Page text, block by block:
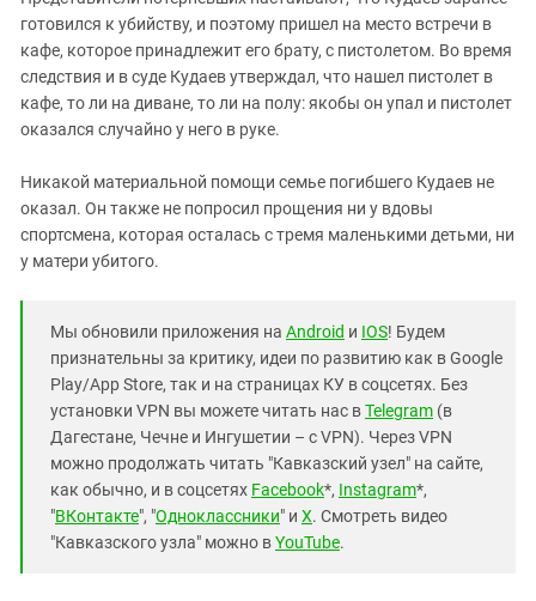
готовился к убийству, и поэтому пришел на место встречи в
кафе, которое принадлежит его брату, с пистолетом. Во время
следствия и в суде Кудаев утверждал, что нашел пистолет в
кафе, то ли на диване, то ли на полу: якобы он упал и пистолет
оказался случайно у него в руке.
Никакой материальной помощи семье погибшего Кудаев не
оказал. Он также не попросил прощения ни у вдовы
спортсмена, которая осталась с тремя маленькими детьми, ни
у матери убитого.
Мы обновили приложения на Android и IOS! Будем
признательны за критику, идеи по развитию как в Google
Play/App Store, так и на страницах КУ в соцсетях. Без
установки VPN вы можете читать нас вTelegram (в
Дагестане, Чечне и Ингушетии – с VPN). Через VPN
можно продолжать читать "Кавказский узел" на сайте,
как обычно, и в соцсетях Facebook*, Instagram*,
"ВКонтакте", "Одноклассники" и X. Смотреть видео
"Кавказского узла" можно вYouTube.